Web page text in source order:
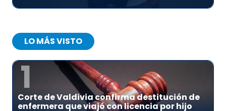
LO MÁS VISTO
1
Corte de Valdivia confirma destitución de
enfermera que viajó con licencia por hijo